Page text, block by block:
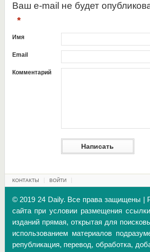
Ваш e-mail не будет
*
Имя
Email
Комментарий
КОНТАКТЫ ВОЙТИ
© 2019 24 Daily. Все права защищены |
сайта при условии размещения
изданий прямая, открытая для
использованием материалов
републикация, перевод, обработка,